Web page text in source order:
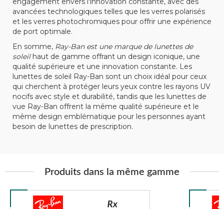
avancées technologiques telles que les verres polarisés
et les verres photochromiques pour offrir une expérience
de port optimale.
En somme, Ray-Ban est une marque de lunettes de
soleilhaut de gamme offrant un design iconique, une
qualité supérieure et une innovation constante. Les
lunettes de soleil Ray-Ban sont un choix idéal pour ceux
qui cherchent à protéger leurs yeux contre les rayons UV
nocifs avec style et durabilité, tandis que les lunettes de
vue Ray-Ban offrent la même qualité supérieure et le
même design emblématique pour les personnes ayant
besoin de lunettes de prescription.
Produits dans la même gamme